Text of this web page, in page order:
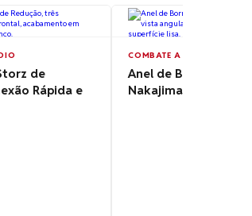
de
Rápida e
COMBATE A INCÊNDIO
Anel de Borracha de
Nakajima – 40A,